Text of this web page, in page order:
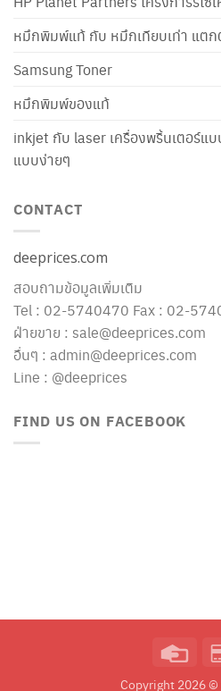
หมึกพิมพ์แท้ กับ หมึกเทียบเท่า แตก
Samsung Toner
หมึกพิมพ์ของแท้
inkjet กับ laser เครื่องพริ้นเตอร์แบ
แบบง่ายๆ
CONTACT
deeprices.com
สอบถามข้อมูลเพิ่มเติม
Tel : 02-5740470 Fax : 02-
ฝ่ายขาย : sale@deeprices.com
อื่นๆ : admin@deeprices.com
Line : @deeprices
FIND US ON FACEBOOK
Copyright 2026 ©